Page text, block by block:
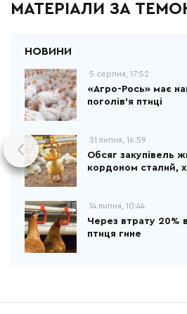
МАТЕРІАЛИ ЗА
5 серпня, 17:52
«Агро-Рось» має
поголів'я птиці
31 липня, 16:59
Обсяг закупівель
кордоном сталий,
14 липня, 10:44
Через втрату 20%
птиця гине